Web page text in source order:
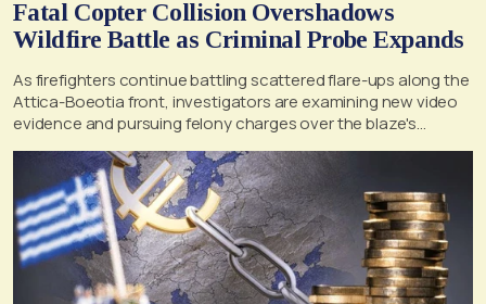
Fatal Copter Collision Overshadows
Wildfire Battle as Criminal Probe Expands
As firefighters continue battling scattered flare-ups along the
Attica-Boeotia front, investigators are examining new video
evidence and pursuing felony charges over the blaze's